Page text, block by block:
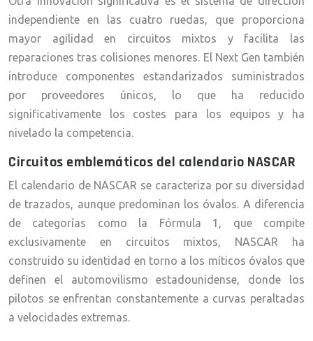
independiente en las cuatro ruedas, que proporciona
mayor agilidad en circuitos mixtos y facilita las
reparaciones tras colisiones menores. El Next Gen también
introduce componentes estandarizados suministrados
por proveedores únicos, lo que ha reducido
significativamente los costes para los equipos y ha
nivelado la competencia.
Circuitos emblemáticos del calendario NASCAR
El calendario de NASCAR se caracteriza por su diversidad
de trazados, aunque predominan los óvalos. A diferencia
de categorías como la Fórmula 1, que compite
exclusivamente en circuitos mixtos, NASCAR ha
construido su identidad en torno a los míticos óvalos que
definen el automovilismo estadounidense, donde los
pilotos se enfrentan constantemente a curvas peraltadas
a velocidades extremas.